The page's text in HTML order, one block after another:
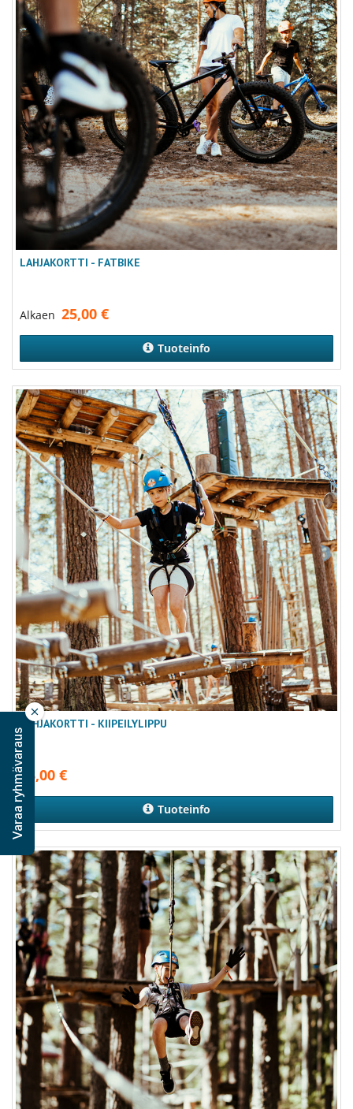
Varaa ryhmävaraus
LAHJAKORTTI - FATBIKE
Alkaen 25,00 €
Tuoteinfo
LAHJAKORTTI - KIIPEILYLIPPU
23,00 €
Tuoteinfo